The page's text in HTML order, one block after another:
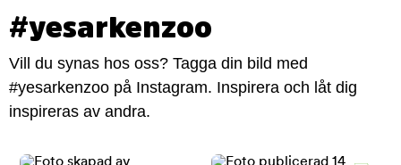
#yesarkenzoo
Vill du synas hos oss? Tagga din bild med
#yesarkenzoo på Instagram. Inspirera och låt dig
inspireras av andra.